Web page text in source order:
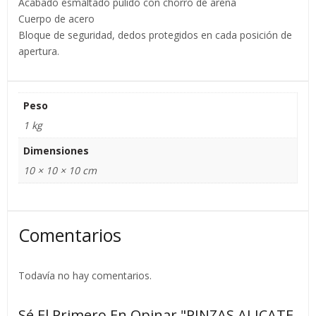
Cuerpo de acero
Bloque de seguridad, dedos protegidos en cada posición de
apertura.
Peso
1 kg
Dimensiones
10 × 10 × 10 cm
Comentarios
Todavía no hay comentarios.